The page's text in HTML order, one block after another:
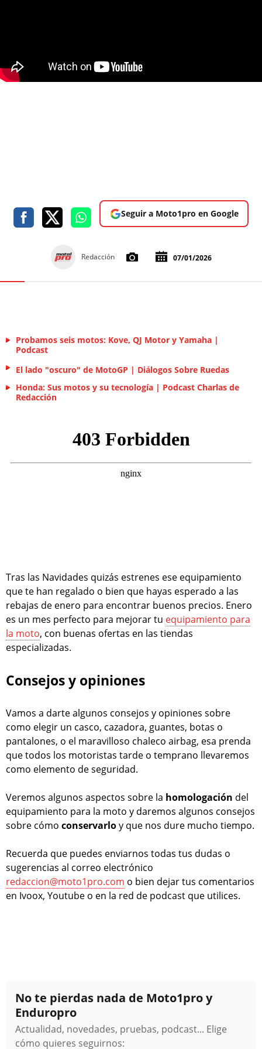
Seguir a Moto1pro en Google
Redacción 07/01/2026
Probamos seis motos: Kove, QJ Motor y Yamaha |
Podcast
El lado "oscuro" de MotoGP | Diálogos Sobre Ruedas
Honda: Sus motos y su tecnología | Podcast Charlas de
Redacción
Tras las Navidades quizás estrenes ese equipamiento
que te han regalado o bien que hayas esperado a las
rebajas de enero para encontrar buenos precios. Enero
es un mes perfecto para mejorar tu equipamiento para
la moto, con buenas ofertas en las tiendas
especializadas.
Consejos y opiniones
Vamos a darte algunos consejos y opiniones sobre
como elegir un casco, cazadora, guantes, botas o
pantalones, o el maravilloso chaleco airbag, esa prenda
que todos los motoristas tarde o temprano llevaremos
como elemento de seguridad.
Veremos algunos aspectos sobre la homologación del
equipamiento para la moto y daremos algunos consejos
sobre cómo conservarloy que nos dure mucho tiempo.
Recuerda que puedes enviarnos todas tus dudas o
sugerencias al correo electrónico
redaccion@moto1pro.com o bien dejar tus comentarios
en Ivoox, Youtube o en la red de podcast que utilices.
No te pierdas nada de Moto1pro y
Enduropro
Actualidad, novedades, pruebas, podcast... Elige
cómo quieres seguirnos: